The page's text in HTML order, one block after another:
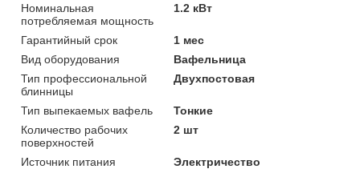
Номинальная
потребляемая мощность
1.2 кВт
Гарантийный срок
1 мес
Вид оборудования
Вафельница
Тип профессиональной
блинницы
Двухпостовая
Тип выпекаемых вафель
Тонкие
Количество рабочих
поверхностей
2 шт
Источник питания
Электричество